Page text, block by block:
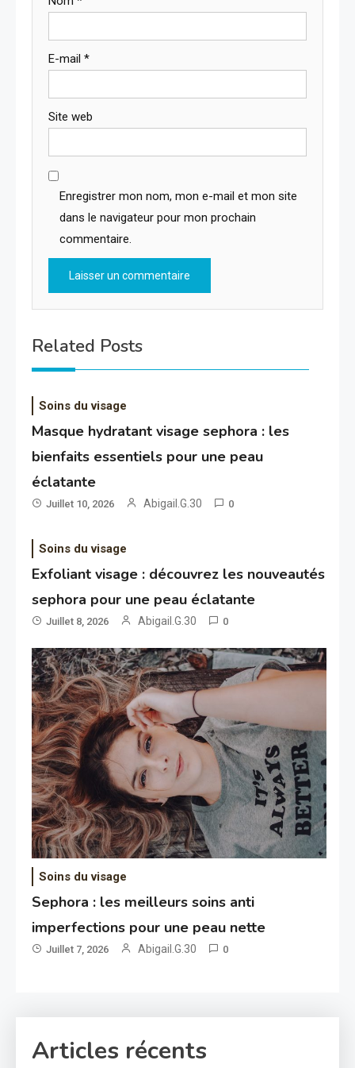
E-mail *
Site web
Enregistrer mon nom, mon e-mail et mon site
dans le navigateur pour mon prochain
commentaire.
Related Posts
Soins du visage
Masque hydratant visage sephora : les
bienfaits essentiels pour une peau
éclatante
Juillet 10, 2026 Abigail.G.30 0
Soins du visage
Exfoliant visage : découvrez les nouveautés
sephora pour une peau éclatante
Juillet 8, 2026 Abigail.G.30 0
Soins du visage
Sephora : les meilleurs soins anti
imperfections pour une peau nette
Juillet 7, 2026 Abigail.G.30 0
Articles récents